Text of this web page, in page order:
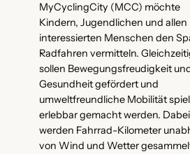
MyCyclingCity (MCC) möchte
Kindern, Jugendlichen und allen
interessierten Menschen den
Radfahren vermitteln.
sollen Bewegungsfreudigkeit
Gesundheit gefördert und
umweltfreundliche Mobilität
erlebbar gemacht werden. Dabei
werden Fahrrad-Kilometer
von Wind und Wetter